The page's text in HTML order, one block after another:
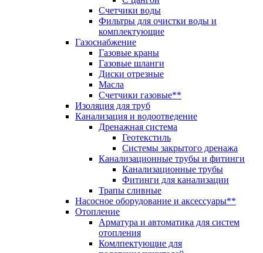
Счетчики воды
Фильтры для очистки воды и
комплектующие
Газоснабжение
Газовые краны
Газовые шланги
Диски отрезные
Масла
Счетчики газовые**
Изоляция для труб
Канализация и водоотведение
Дренажная система
Геотекстиль
Системы закрытого дренажа
Канализационные трубы и фитинги
Канализационные трубы
Фитинги для канализации
Трапы сливные
Насосное оборудование и аксессуары**
Отопление
Арматура и автоматика для систем
отопления
Комлпектующие для